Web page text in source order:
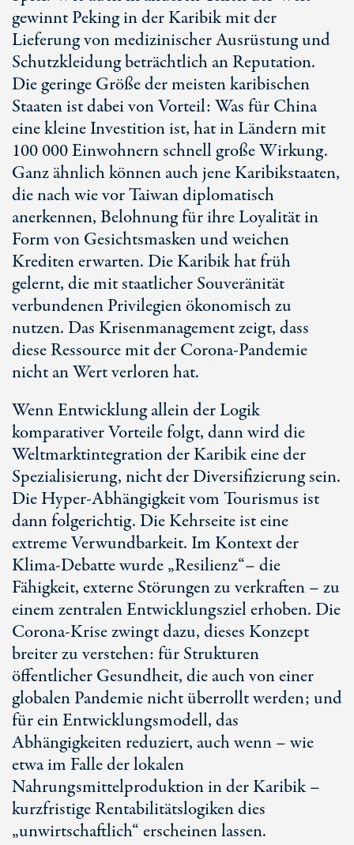
gewinnt Peking in der Karibik mit der
Lieferung von medizinischer Ausrüstung und
Schutzkleidung beträchtlich an Reputation.
Die geringe Größe der meisten karibischen
Staaten ist dabei von Vorteil: Was für China
eine kleine Investition ist, hat in Ländern mit
100 000 Einwohnern schnell große Wirkung.
Ganz ähnlich können auch jene Karibikstaaten,
die nach wie vor Taiwan diplomatisch
anerkennen, Belohnung für ihre Loyalität in
Form von Gesichtsmasken und weichen
Krediten erwarten. Die Karibik hat früh
gelernt, die mit staatlicher Souveränität
verbundenen Privilegien ökonomisch zu
nutzen. Das Krisenmanagement zeigt, dass
diese Ressource mit der Corona-Pandemie
nicht an Wert verloren hat.
Wenn Entwicklung allein der Logik
komparativer Vorteile folgt, dann wird die
Weltmarktintegration der Karibik eine der
Spezialisierung, nicht der Diversifizierung sein.
Die Hyper-Abhängigkeit vom Tourismus ist
dann folgerichtig. Die Kehrseite ist eine
extreme Verwundbarkeit. Im Kontext der
Klima-Debatte wurde „Resilienz“– die
Fähigkeit, externe Störungen zu verkraften – zu
einem zentralen Entwicklungsziel erhoben. Die
Corona-Krise zwingt dazu, dieses Konzept
breiter zu verstehen: für Strukturen
öffentlicher Gesundheit, die auch von einer
globalen Pandemie nicht überrollt werden; und
für ein Entwicklungsmodell, das
Abhängigkeiten reduziert, auch wenn – wie
etwa im Falle der lokalen
Nahrungsmittelproduktion in der Karibik –
kurzfristige Rentabilitätslogiken dies
„unwirtschaftlich“ erscheinen lassen.